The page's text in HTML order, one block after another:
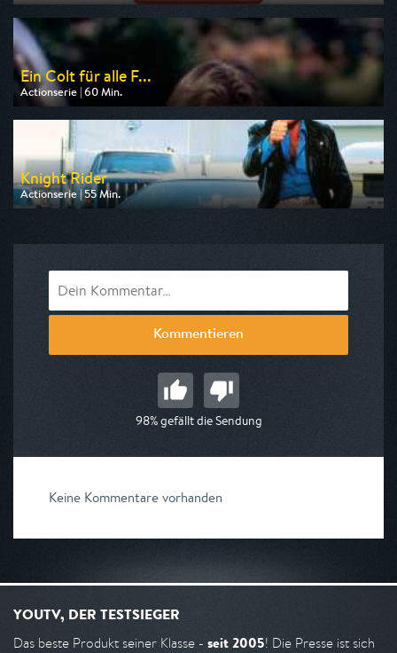
Ausgestrahlt von Kabel 1
am 08.08.2026, 22:15
Ein Colt für alle F...
Actionserie | 60 Min.
Ausgestrahlt von Nitro
am 08.08.2026, 09:00
Knight Rider
Actionserie | 55 Min.
Ausgestrahlt von Pro 7 Maxx
Kommentieren
98% gefällt die Sendung
Keine Kommentare vorhanden
YOUTV, DER TESTSIEGER
Das beste Produkt seiner Klasse - seit 2005! Die Presse ist sich